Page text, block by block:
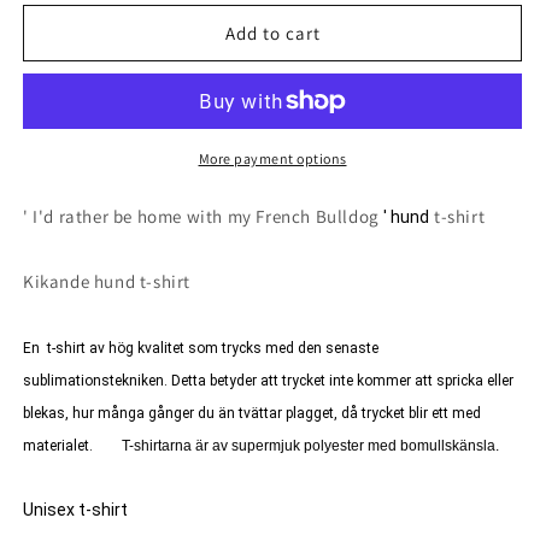
French
shirt
Rather
be
with...
French
Bulldog
Kikande
shirt
Rather
be
with...
Add to cart
More payment options
' I'd rather be home with my French Bulldog' hund t-shirt
Kikande hund t-shirt
En t-shirt av hög kvalitet som trycks med den senaste
sublimationstekniken. Detta betyder att trycket inte kommer att spricka eller
blekas, hur många gånger du än tvättar plagget, då trycket blir ett med
materialet.
T-shirtarna är av supermjuk polyester med bomullskänsla.
Unisex t-shirt